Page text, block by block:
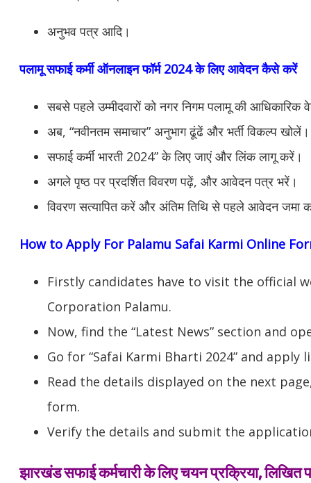
अनुभव पत्र आदि।
पलामू सफाई कर्मी ऑनलाइन फॉर्म 2024 के लिए आवेदन कैसे करें
सबसे पहले उम्मीदवारों को नगर निगम पलामू की आधिकारिक
अब, “नवीनतम समाचार” अनुभाग ढूंढें और भर्ती विकल्प खोलें।
सफाई कर्मी भारती 2024” के लिए जाएं और लिंक लागू करें।
अगले पृष्ठ पर प्रदर्शित विवरण पढ़ें, और आवेदन पत्र भरें।
विवरण सत्यापित करें और अंतिम तिथि से पहले आवेदन जमा
How to Apply For Palamu Safai Karmi Online
Firstly candidates have to visit the official
Corporation Palamu.
Now, find the “Latest News” section and
Go for “Safai Karmi Bharti 2024” and apply
Read the details displayed on the next
form.
Verify the details and submit the
झारखंड सफाई कर्मचारी के लिए चयन प्रक्रिया, लिखित